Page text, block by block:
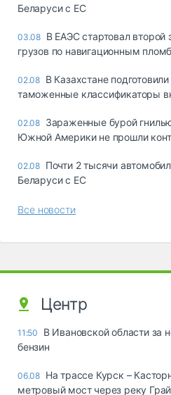
Беларуси с ЕС
03.08 В ЕАЭС стартовал второй
грузов по навигационным
02.08 В Казахстане
таможенные классификаторы
02.08 Зараженные бурой
Южной Америки не прошли
02.08 Почти 2 тысячи
Беларуси с ЕС
Все новости
Центр
11:50
В Ивановской области за
бензин
06.08 На трассе Курск –
метровый мост через реку